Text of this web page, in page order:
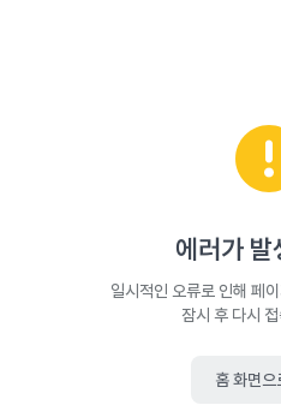
에러가 발
일시적인 오류로 인해 페
잠시 후 다시
홈 화면으